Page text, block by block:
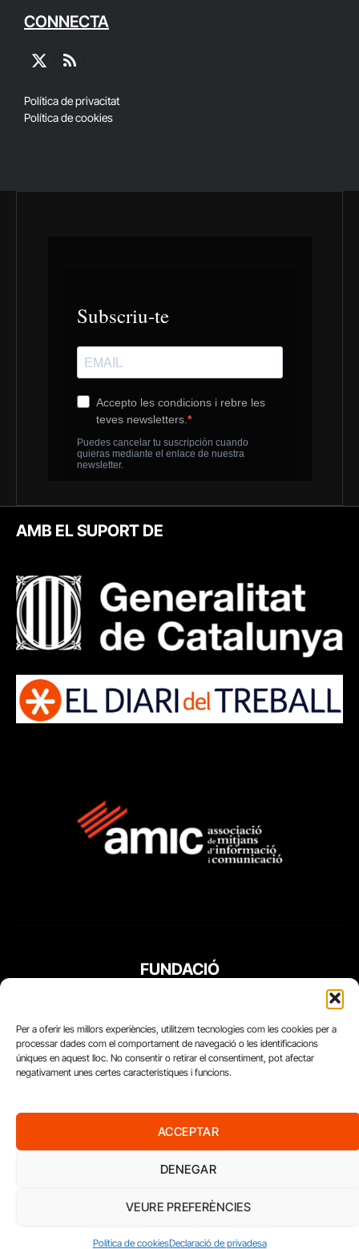
Per a oferir les millors experiències, utilitzem tecnologies com les cookies per a
processar dades com el comportament de navegació o les identificacions
úniques en aquest lloc. No consentir o retirar el consentiment, pot afectar
negativament unes certes característiques i funcions.
ACCEPTAR
DENEGAR
VEURE PREFERÈNCIES
Política de cookiesDeclaració de privadesa
CONNECTA
X
RSS
Política de privacitat
Política de cookies
AMB EL SUPORT DE
FUNDACIÓ